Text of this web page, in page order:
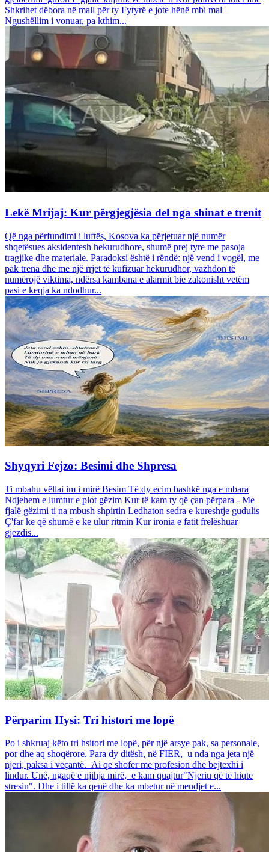
Shkrihet dëbora në mall për ty Fytyrë e jote hënë mbi mal
Ngushëllim i vonuar, pa kthim...
Lekë Mrijaj: Kur përgjegjësia del nga shinat e trenit
Që nga përfundimi i luftës, Kosova ka përjetuar një numër
shqetësues aksidentesh hekurudhore, shumë prej tyre me pasoja
tragjike dhe materiale. Paradoksi është i rëndë: një vend i vogël, me
pak trena dhe me një rrjet të kufizuar hekurudhor, vazhdon të
numërojë viktima, ndërsa kambana e alarmit bie zakonisht vetëm
pasi e keqja ka ndodhur...
Shyqyri Fejzo: Besimi dhe Shpresa
Ti mbahu vëllai im i mirë Besim Të dy ecim bashkë nga e mbara
Ndjehem e lumtur e plot gëzim Kur të kam ty që çan përpara - Me
fjalë gëzimi ti na mbush shpirtin Ledhaton sedra e kureshtje gudulis
Ç'far ke që shumë e ke ulur ritmin Kur ironia e fatit frelëshuar
gjezdis...
Përparim Hysi: Tri histori me lopë
Po i shkruaj këto tri hsitori me lopë, për një arsye pak, sa personale,
por dhe aq shoqërore. Para dy ditësh, në FIER, u nda nga jeta një
njeri, paksa i veçantë. Ai qe shofer me profesion dhe bejtexhi i
lindur. Unë, ngaqë e njihja mirë, e kam quajtur"Njeriu që të hiqte
stresin". Dhe i tillë ka qenë dhe ka mbetur në mendjet e...